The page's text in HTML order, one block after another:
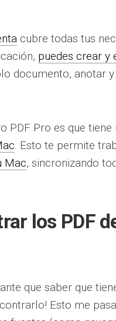
cubre todas tus
puedes crear y
documento, anotar
PDF Pro es que tiene
. Esto te permite
Mac, sincronizando
los PDF
que saber que
Esto me